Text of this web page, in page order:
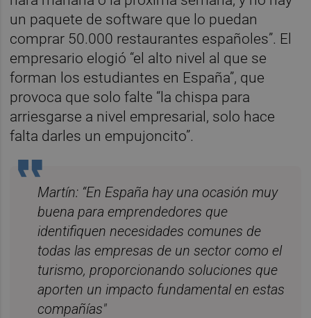
un paquete de software que lo puedan
comprar 50.000 restaurantes españoles”. El
empresario elogió “el alto nivel al que se
forman los estudiantes en España”, que
provoca que solo falte “la chispa para
arriesgarse a nivel empresarial, solo hace
falta darles un empujoncito”.
Martín: “En España hay una ocasión muy
buena para emprendedores que
identifiquen necesidades comunes de
todas las empresas de un sector como el
turismo, proporcionando soluciones que
aporten un impacto fundamental en estas
compañías"